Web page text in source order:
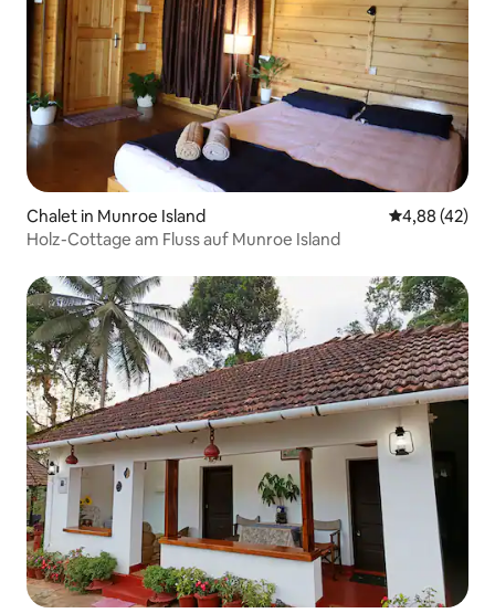
Chalet in Munroe Island
4,88 (42)
Holz-Cottage am Fluss auf Munroe Island